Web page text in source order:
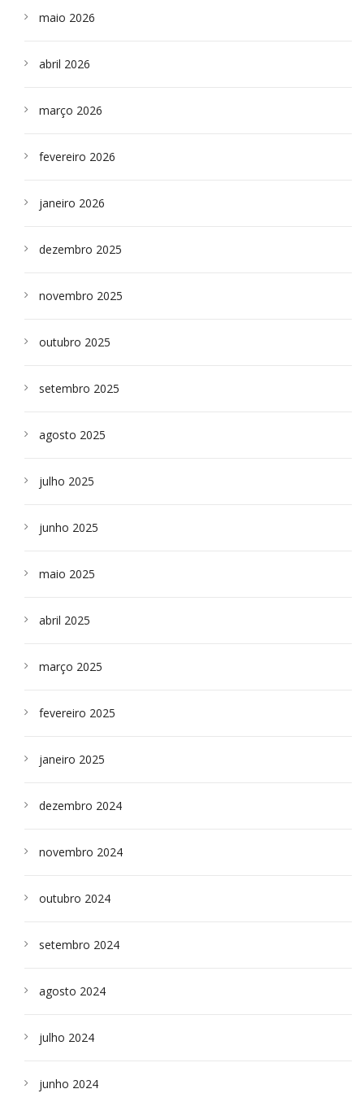
maio 2026
abril 2026
março 2026
fevereiro 2026
janeiro 2026
dezembro 2025
novembro 2025
outubro 2025
setembro 2025
agosto 2025
julho 2025
junho 2025
maio 2025
abril 2025
março 2025
fevereiro 2025
janeiro 2025
dezembro 2024
novembro 2024
outubro 2024
setembro 2024
agosto 2024
julho 2024
junho 2024